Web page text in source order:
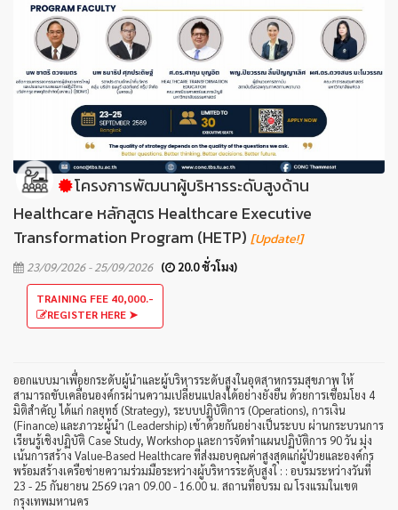
โครงการพัฒนาผู้บริหารระดับสูงด้าน
Healthcare หลักสูตร Healthcare Executive
Transformation Program (HETP) [Update!]
23/09/2026 - 25/09/2026 ( 20.0 ชั่วโมง)
TRAINING FEE 40,000.-
REGISTER HERE ➤
ออกแบบมาเพื่อยกระดับผู้นำและผู้บริหารระดับสูงในอุตสาหกรรมสุขภาพ ให้
สามารถขับเคลื่อนองค์กรผ่านความเปลี่ยนแปลงได้อย่างยั่งยืน ด้วยการเชื่อมโยง 4
มิติสำคัญ ได้แก่ กลยุทธ์ (Strategy), ระบบปฏิบัติการ (Operations), การเงิน
(Finance) และภาวะผู้นำ (Leadership) เข้าด้วยกันอย่างเป็นระบบ ผ่านกระบวนการ
เรียนรู้เชิงปฏิบัติ Case Study, Workshop และการจัดทำแผนปฏิบัติการ 90 วัน มุ่ง
เน้นการสร้าง Value-Based Healthcare ที่ส่งมอบคุณค่าสูงสุดแก่ผู้ป่วยและองค์กร
พร้อมสร้างเครือข่ายความร่วมมือระหว่างผู้บริหารระดับสูงใ : : อบรมระหว่างวันที่
23 - 25 กันยายน 2569 เวลา 09.00 - 16.00 น. สถานที่อบรม ณ โรงแรมในเขต
กรุงเทพมหานคร